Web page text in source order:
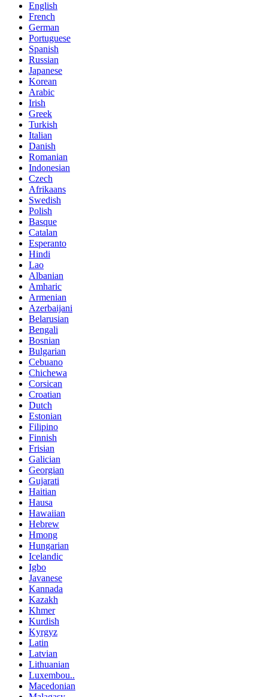
English
French
German
Portuguese
Spanish
Russian
Japanese
Korean
Arabic
Irish
Greek
Turkish
Italian
Danish
Romanian
Indonesian
Czech
Afrikaans
Swedish
Polish
Basque
Catalan
Esperanto
Hindi
Lao
Albanian
Amharic
Armenian
Azerbaijani
Belarusian
Bengali
Bosnian
Bulgarian
Cebuano
Chichewa
Corsican
Croatian
Dutch
Estonian
Filipino
Finnish
Frisian
Galician
Georgian
Gujarati
Haitian
Hausa
Hawaiian
Hebrew
Hmong
Hungarian
Icelandic
Igbo
Javanese
Kannada
Kazakh
Khmer
Kurdish
Kyrgyz
Latin
Latvian
Lithuanian
Luxembou..
Macedonian